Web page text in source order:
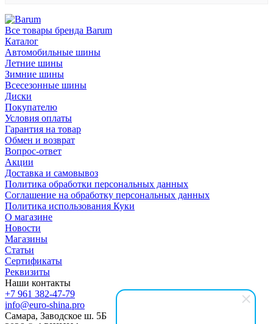
Все товары бренда Barum
Каталог
Автомобильные шины
Летние шины
Зимние шины
Всесезонные шины
Диски
Покупателю
Условия оплаты
Гарантия на товар
Обмен и возврат
Вопрос-ответ
Акции
Доставка и самовывоз
Политика обработки персональных данных
Соглашение на обработку персональных данных
Политика использования Куки
О магазине
Новости
Магазины
Статьи
Сертификаты
Реквизиты
Наши контакты
+7 961 382-47-79
info@euro-shina.pro
Самара, Заводское ш. 5Б